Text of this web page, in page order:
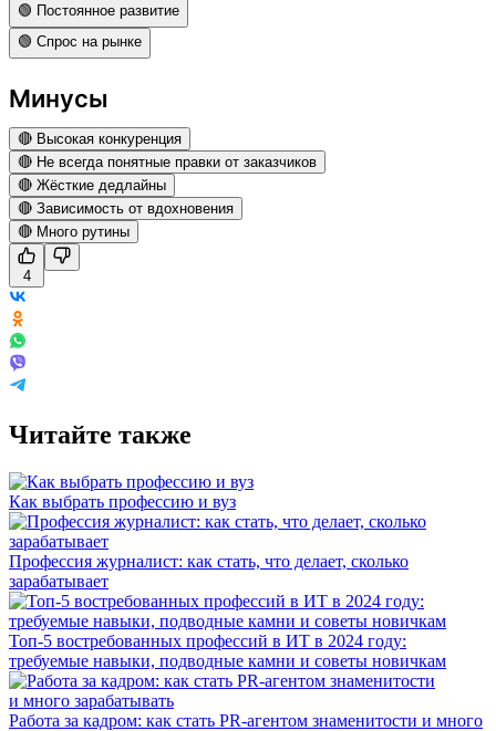
🟢 Постоянное развитие
🟢 Спрос на рынке
Минусы
🔴 Высокая конкуренция
🔴 Не всегда понятные правки от заказчиков
🔴 Жёсткие дедлайны
🔴 Зависимость от вдохновения
🔴 Много рутины
4
Читайте также
Как выбрать профессию и вуз
Профессия журналист: как стать, что делает, сколько
зарабатывает
Топ-5 востребованных профессий в ИТ в 2024 году:
требуемые навыки, подводные камни и советы новичкам
Работа за кадром: как стать PR-агентом знаменитости и много